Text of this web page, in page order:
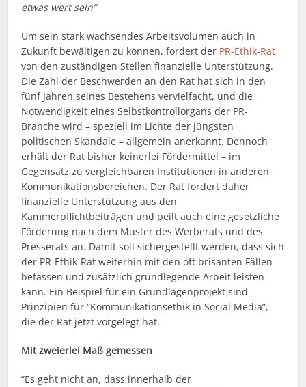
etwas wert sein”
Um sein stark wachsendes Arbeitsvolumen auch in
Zukunft bewältigen zu können, fordert der PR-Ethik-Rat
von den zuständigen Stellen finanzielle Unterstützung.
Die Zahl der Beschwerden an den Rat hat sich in den
fünf Jahren seines Bestehens vervielfacht, und die
Notwendigkeit eines Selbstkontrollorgans der PR-
Branche wird – speziell im Lichte der jüngsten
politischen Skandale – allgemein anerkannt. Dennoch
erhält der Rat bisher keinerlei Fördermittel – im
Gegensatz zu vergleichbaren Institutionen in anderen
Kommunikationsbereichen. Der Rat fordert daher
finanzielle Unterstützung aus den
Kammerpflichtbeiträgen und peilt auch eine gesetzliche
Förderung nach dem Muster des Werberats und des
Presserats an. Damit soll sichergestellt werden, dass sich
der PR-Ethik-Rat weiterhin mit den oft brisanten Fällen
befassen und zusätzlich grundlegende Arbeit leisten
kann. Ein Beispiel für ein Grundlagenprojekt sind
Prinzipien für “Kommunikationsethik in Social Media”,
die der Rat jetzt vorgelegt hat.
Mit zweierlei Maß gemessen
“Es geht nicht an, dass innerhalb der